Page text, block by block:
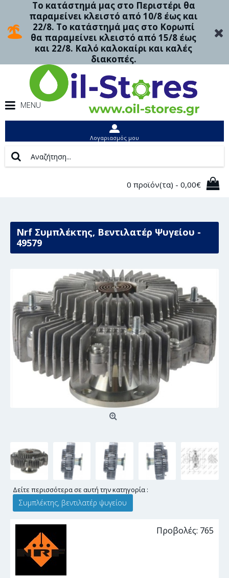
Το κατάστημά μας στο Περιστέρι θα
παραμείνει κλειστό από 10/8 έως και
22/8. Το κατάστημά μας στο Κορωπί
θα παραμείνει κλειστό από 15/8 έως
και 22/8. Καλό καλοκαίρι και καλές
διακοπές.
MENU
Λογαριασμός μου
0 προϊόν(τα) - 0,00€
Nrf Συμπλέκτης, Βεντιλατέρ Ψυγείου -
49579
Δείτε περισσότερα σε αυτή την κατηγορία :
Συμπλέκτης, βεντιλατέρ ψυγείου
Προβολές: 765